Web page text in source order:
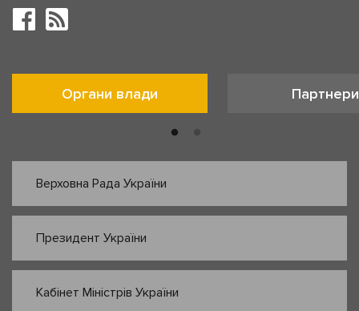
Органи влади Партнери
Верховна Рада України
Президент України
Кабінет Міністрів України